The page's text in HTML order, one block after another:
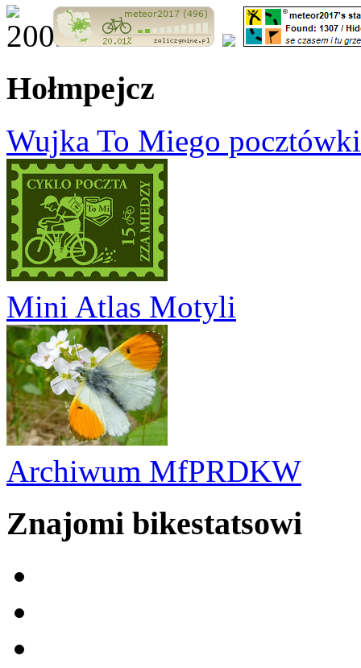
Hołmpejcz
Wujka To Miego
Mini Atlas Motyli
Archiwum MfPRDKW
Znajomi bikestatsowi